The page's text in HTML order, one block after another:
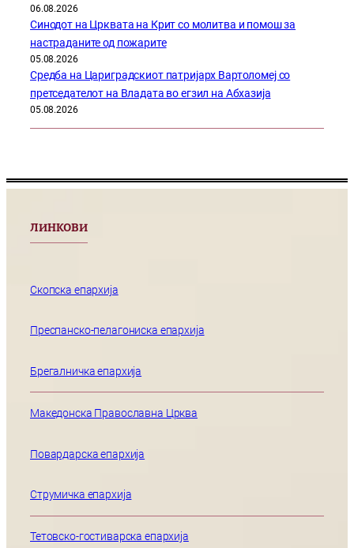
06.08.2026
Синодот на Црквата на Крит со молитва и помош за
настраданите од пожарите
05.08.2026
Средба на Цариградскиот патријарх Вартоломеј со
претседателот на Владата во егзил на Абхазија
05.08.2026
ЛИНКОВИ
Скопска епархија
Преспанско-пелагониска епархија
Брегалничка епархија
Македонска Православна Црква
Повардарска епархија
Струмичка епархија
Тетовско-гостиварска епархија